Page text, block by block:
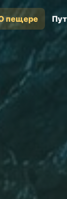
пещере